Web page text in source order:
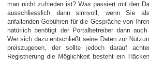
man nicht zufrieden ist? Was passiert mit den
ausschliesslich dann sinnvoll, wenn Sie
anfallenden Gebühren für die Gespräche von
natürlich benötigt der Portalbetreiber dann
Wer sich dazu entschließt seine Daten zur
preiszugeben, der sollte jedoch darauf
Registrierung die Möglichkeit besteht ein